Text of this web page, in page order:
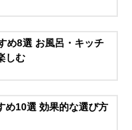
め8選 お風呂・キッチ
しむ
め10選 効果的な選び方